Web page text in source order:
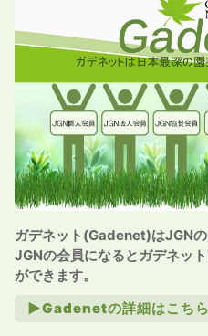
ガデネット(Gadenet)はJGNの
JGNの会員になるとガデネッ
ができます。
►Gadenetの詳細はこち